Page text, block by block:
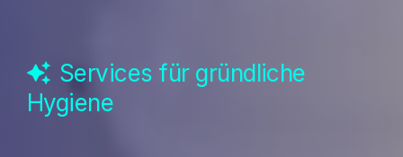
Services für gründliche
Hygiene